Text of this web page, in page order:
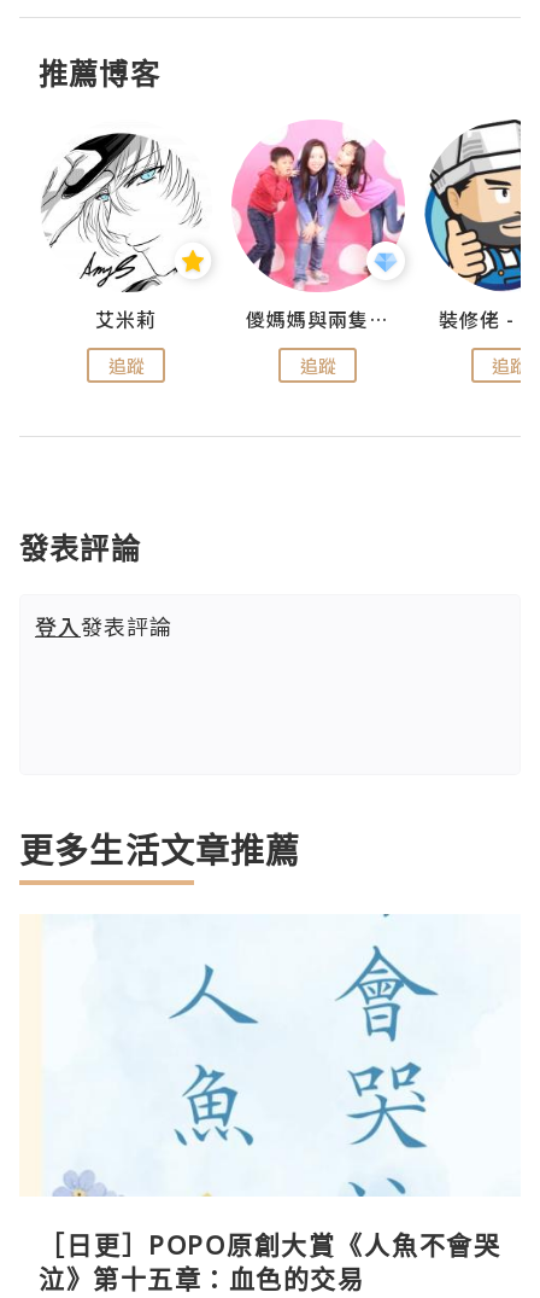
推薦博客
艾米莉
追蹤
儍媽媽與兩隻小魔怪之家
追蹤 追蹤
發表評論
登入發表評論
更多生活文章推薦
［日更］POPO原創大賞《人魚不會哭
泣》第十五章：血色的交易